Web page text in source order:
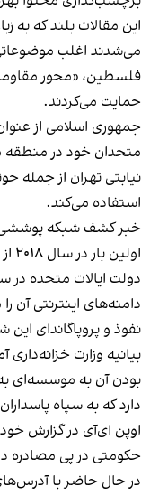
این مقالات بلند که به
می‌شدند اغلب
فلسطین، «محور
حمایت می‌کردند.
جمهوری اسلامی از
متحدان خود در منطقه
نیابتی تهران از جمله
استفاده می‌کند.
خبر کشف شبکه پوششی
اولین بار در سال ۲۰۱۸ از سوی خبرگزاری رویترز
دامنه‌های اینترنتی آن
نفوذ و پروپاگاندای
بیانیه وزارت خزانه‌داری
بودن آن به موسسه‌ای به
دارد که به سپاه
اوپن ای‌آی در گزارش خود
حکومتی در پی مصادره
در حال حاضر با